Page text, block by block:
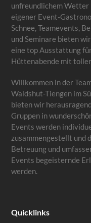
unfreundlichem Wetter
eigener Event-
Schnee, Teamevents,
und Seminare bieten
eine top Ausstattung
Hüttenabende mit
Willkommen in der
Waldshut-Tiengen im
bieten wir
Gruppen in
Events werden
zusammengestellt und
Betreuung und
Events begeisternde
werden.
Quicklinks